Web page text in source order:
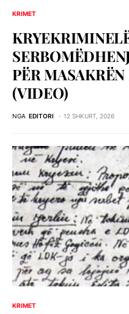
KRIMET
PËR
(VIDEO)
NGA EDITORI 12 SHKURT, 2026
KRIMET